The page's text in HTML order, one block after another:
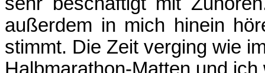
außerdem in mich hinein
stimmt. Die Zeit verging wie